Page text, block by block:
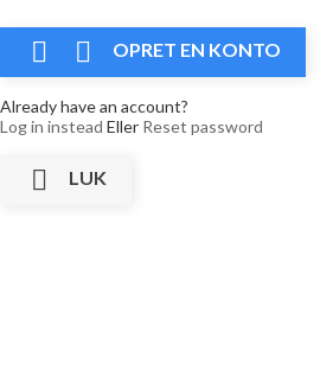
  OPRET EN KONTO
Already have an account?
Log in instead Eller Reset password
 LUK